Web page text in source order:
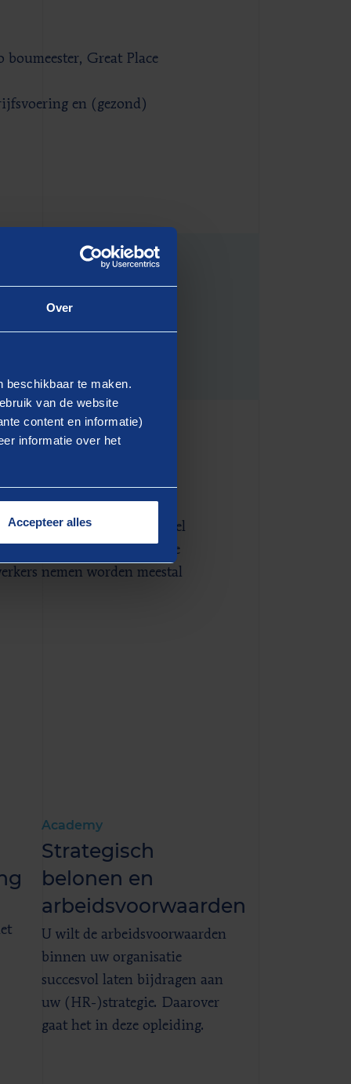
Over
beschikbaar te maken.
van de website
content en informatie)
informatie over het
Accepteer alles
Great Place
en (gezond)
HR-zaken grote
genomen zonder het doel
wat het effect is van die
nemen worden meestal
Academy
Strategisch
belonen en
arbeidsvoorwaarden
U wilt de arbeidsvoorwaarden
binnen uw organisatie
succesvol laten bijdragen aan
uw (HR-)strategie. Daarover
gaat het in deze opleiding.